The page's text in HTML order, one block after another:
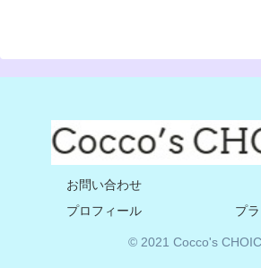
お問い合わせ
プロフィール
プ
© 2021 Cocco's